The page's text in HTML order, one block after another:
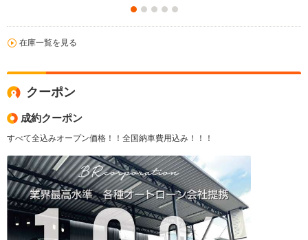
在庫一覧を見る
クーポン
成約クーポン
すべて全込みオープン価格！！全国納車費用込み！！！